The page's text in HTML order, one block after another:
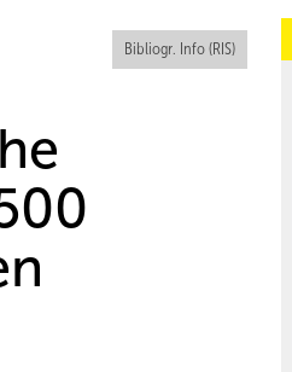
Bibliogr. Info (RIS)